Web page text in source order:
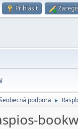
Přihlásit
podpora ►